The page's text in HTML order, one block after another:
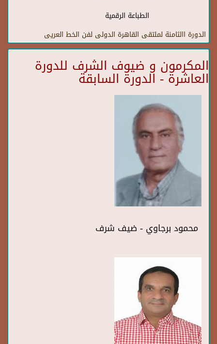
الطباعة الرقمية
الدورة االثامنة لملتقى القاهرة الدولى لفن الخط العريى
المكرمون و ضيوف الشرف للدورة
العاشرة - الدورة السابقة
محمود برجاوي - ضيف شرف